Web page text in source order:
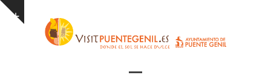
Skip
Show